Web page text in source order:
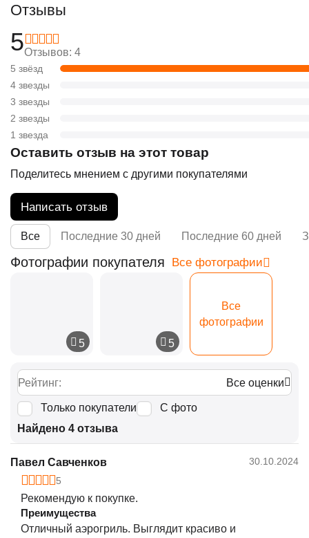
Отзывы
5Отзывов: 4
5 звёзд
4 звезды
3 звезды
2 звезды
1 звезда
Оставить отзыв на этот товар
Поделитесь мнением с другими покупателями
Написать отзыв
Все Последние 30 дней Последние 60 дней
Фотографии покупателя Все фотографии
Все
фотографии
Рейтинг: Все оценки
Только покупатели
С фото
Найдено 4 отзыва
Павел Савченков
30.10.2024
5
Рекомендую к покупке.
Преимущества
Отличный аэрогриль. Выглядит красиво и